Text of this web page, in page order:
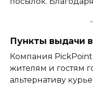
Пункты выдачи
Компания PickPoint
жителям и гостям
альтернативу